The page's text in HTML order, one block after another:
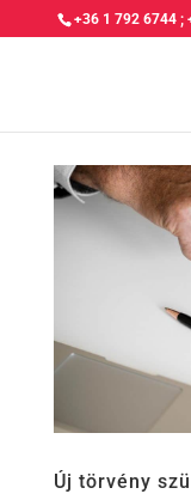
+36 1 792 6744 ;
Új törvény